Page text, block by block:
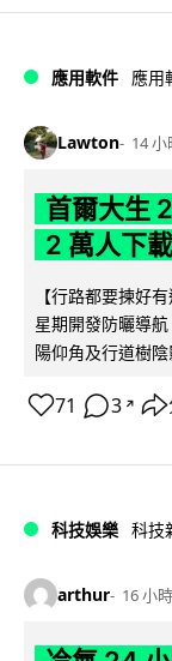
應用軟件 應用
Lawton 14 小
首爾大生
2 萬人下
【行路都要揀好
星期開發防曬導
陽仰角及行道樹
71 3 ↗
科技娛樂 科技
arthur 16 小時